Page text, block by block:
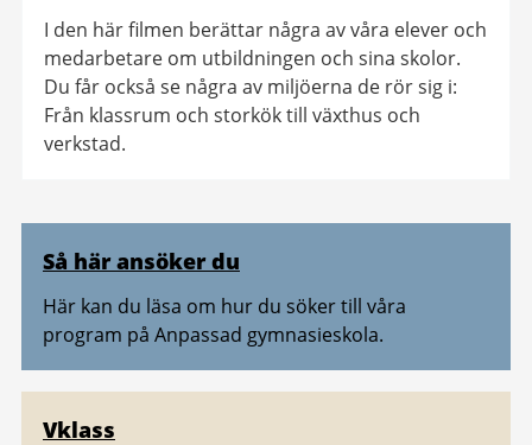
I den här filmen berättar några av våra elever och
medarbetare om utbildningen och sina skolor.
Du får också se några av miljöerna de rör sig i:
Från klassrum och storkök till växthus och
verkstad.
Relaterad
Så här ansöker du
Här kan du läsa om hur du söker till våra
program på Anpassad gymnasieskola.
Vklass